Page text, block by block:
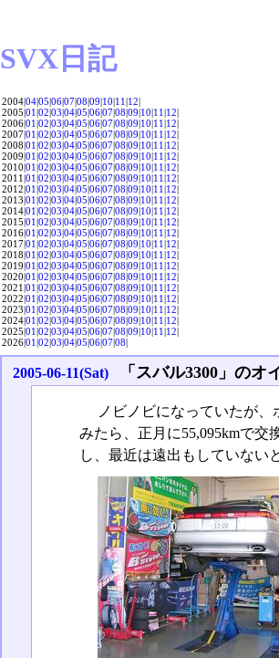
SVX日記
2004|04|05|06|07|08|09|10|11|12|
2005|01|02|03|04|05|06|07|08|09|10|11|12|
2006|01|02|03|04|05|06|07|08|09|10|11|12|
2007|01|02|03|04|05|06|07|08|09|10|11|12|
2008|01|02|03|04|05|06|07|08|09|10|11|12|
2009|01|02|03|04|05|06|07|08|09|10|11|12|
2010|01|02|03|04|05|06|07|08|09|10|11|12|
2011|01|02|03|04|05|06|07|08|09|10|11|12|
2012|01|02|03|04|05|06|07|08|09|10|11|12|
2013|01|02|03|04|05|06|07|08|09|10|11|12|
2014|01|02|03|04|05|06|07|08|09|10|11|12|
2015|01|02|03|04|05|06|07|08|09|10|11|12|
2016|01|02|03|04|05|06|07|08|09|10|11|12|
2017|01|02|03|04|05|06|07|08|09|10|11|12|
2018|01|02|03|04|05|06|07|08|09|10|11|12|
2019|01|02|03|04|05|06|07|08|09|10|11|12|
2020|01|02|03|04|05|06|07|08|09|10|11|12|
2021|01|02|03|04|05|06|07|08|09|10|11|12|
2022|01|02|03|04|05|06|07|08|09|10|11|12|
2023|01|02|03|04|05|06|07|08|09|10|11|12|
2024|01|02|03|04|05|06|07|08|09|10|11|12|
2025|01|02|03|04|05|06|07|08|09|10|11|12|
2026|01|02|03|04|05|06|07|08|
2005-06-11(Sat) 「スバル3300」のオ
ノビノビになっていたが
みたら、正月に55,095kmで
し、最近は遠出もしていない